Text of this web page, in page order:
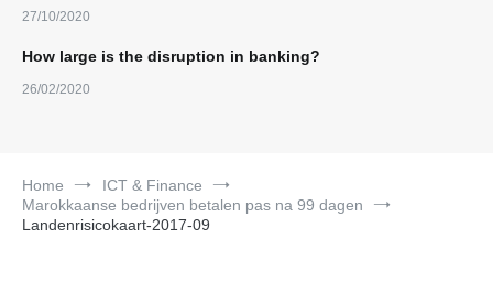
27/10/2020
How large is the disruption in banking?
26/02/2020
Home
ICT & Finance
Marokkaanse bedrijven betalen pas na 99 dagen
Landenrisicokaart-2017-09